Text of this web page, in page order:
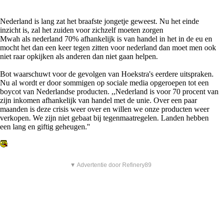
Nederland is lang zat het braafste jongetje geweest. Nu het einde
inzicht is, zal het zuiden voor zichzelf moeten zorgen
Mwah als nederland 70% afhankelijk is van handel in het in de eu en
mocht het dan een keer tegen zitten voor nederland dan moet men ook
niet raar opkijken als anderen dan niet gaan helpen.
Bot waarschuwt voor de gevolgen van Hoekstra's eerdere uitspraken.
Nu al wordt er door sommigen op sociale media opgeroepen tot een
boycot van Nederlandse producten. ,,Nederland is voor 70 procent van
zijn inkomen afhankelijk van handel met de unie. Over een paar
maanden is deze crisis weer over en willen we onze producten weer
verkopen. We zijn niet gebaat bij tegenmaatregelen. Landen hebben
een lang en giftig geheugen.''
▼ Advertentie door Refinery89